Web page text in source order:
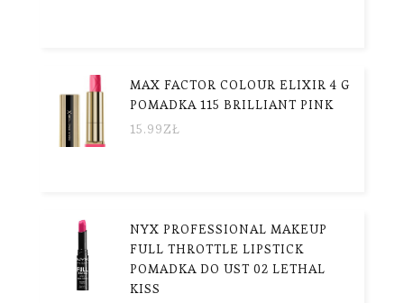
MAX FACTOR COLOUR ELIXIR 4 G
POMADKA 115 BRILLIANT PINK
15.99ZŁ
NYX PROFESSIONAL MAKEUP
FULL THROTTLE LIPSTICK
POMADKA DO UST 02 LETHAL
KISS